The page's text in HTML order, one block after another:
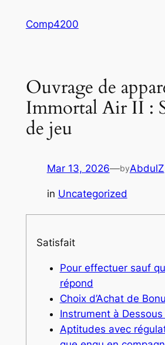
Comp4200
Ouvrage de
Immortal Air II :
de jeu
Mar 13, 2026—byAbdulZ
in Uncategorized
Satisfait
Pour effectuer sauf
répond
Choix d’Achat de
Instrument à
Aptitudes avec